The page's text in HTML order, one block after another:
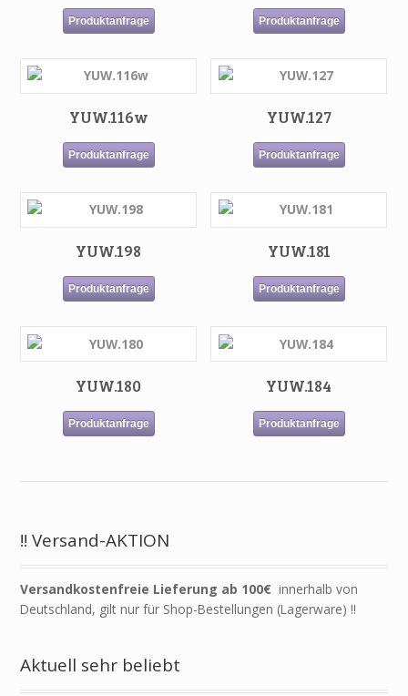
Produktanfrage Produktanfrage
YUW.116w
Produktanfrage
YUW.127
Produktanfrage
YUW.198
Produktanfrage
YUW.181
Produktanfrage
YUW.180
Produktanfrage
YUW.184
Produktanfrage
!! Versand-AKTION
Versandkostenfreie Lieferung ab 100€ innerhalb von
Deutschland, gilt nur für Shop-Bestellungen (Lagerware) !!
Aktuell sehr beliebt